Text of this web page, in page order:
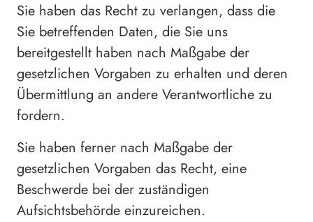
Sie haben das Recht zu verlangen, dass die
Sie betreffenden Daten, die Sie uns
bereitgestellt haben nach Maßgabe der
gesetzlichen Vorgaben zu erhalten und deren
Übermittlung an andere Verantwortliche zu
fordern.
Sie haben ferner nach Maßgabe der
gesetzlichen Vorgaben das Recht, eine
Beschwerde bei der zuständigen
Aufsichtsbehörde einzureichen.